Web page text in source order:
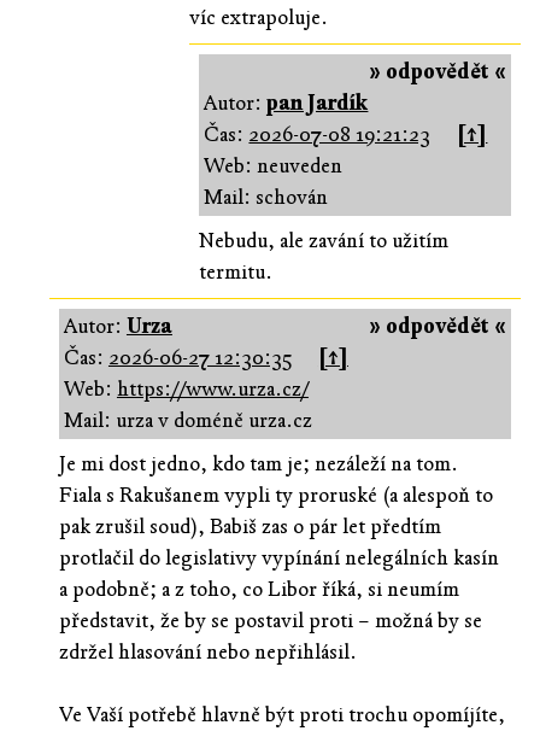
víc extrapoluje.
» odpovědět «
Autor:pan Jardík
Čas: 2026-07-08 19:21:23
[↑]
Web: neuveden
Mail: schován
Nebudu, ale zavání to užitím
termitu.
» odpovědět «
Autor: Urza
Čas: 2026-06-27 12:30:35
[↑]
Web: https://www.urza.cz/
Mail: urza v doméně urza.cz
Je mi dost jedno, kdo tam je; nezáleží na tom.
Fiala s Rakušanem vypli ty proruské (a alespoň to
pak zrušil soud), Babiš zas o pár let předtím
protlačil do legislativy vypínání nelegálních kasín
a podobně; a z toho, co Libor říká, si neumím
představit, že by se postavil proti – možná by se
zdržel hlasování nebo nepřihlásil.
Ve Vaší potřebě hlavně být proti trochu opomíjíte,